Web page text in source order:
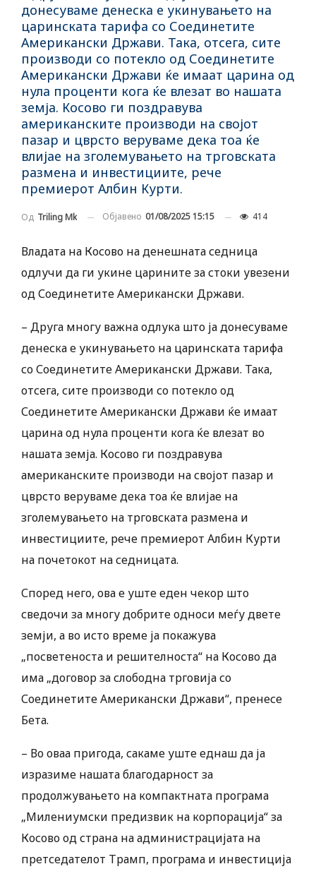
донесуваме денеска е укинувањето на
царинската тарифа со Соединетите
Американски Држави. Така, отсега, сите
производи со потекло од Соединетите
Американски Држави ќе имаат царина од
нула проценти кога ќе влезат во нашата
земја. Косово ги поздравува
американските производи на својот
пазар и цврсто веруваме дека тоа ќе
влијае на зголемувањето на трговската
размена и инвестициите, рече
премиерот Албин Курти.
Од Triling Mk Објавено 01/08/2025 15:15 414
Владата на Косово на денешната седница
одлучи да ги укине царините за стоки увезени
од Соединетите Американски Држави.
– Друга многу важна одлука што ја донесуваме
денеска е укинувањето на царинската тарифа
со Соединетите Американски Држави. Така,
отсега, сите производи со потекло од
Соединетите Американски Држави ќе имаат
царина од нула проценти кога ќе влезат во
нашата земја. Косово ги поздравува
американските производи на својот пазар и
цврсто веруваме дека тоа ќе влијае на
зголемувањето на трговската размена и
инвестициите, рече премиерот Албин Курти
на почетокот на седницата.
Според него, ова е уште еден чекор што
сведочи за многу добрите односи меѓу двете
земји, а во исто време ја покажува
„посветеноста и решителноста“ на Косово да
има „договор за слободна трговија со
Соединетите Американски Држави“, пренесе
Бета.
– Во оваа пригода, сакаме уште еднаш да ја
изразиме нашата благодарност за
продолжувањето на компактната програма
„Милениумски предизвик на корпорација“ за
Косово од страна на администрацијата на
претседателот Трамп, програма и инвестиција